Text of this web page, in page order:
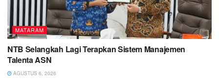
MATARAM
NTB Selangkah Lagi Terapkan Sistem Manajemen
Talenta ASN
AGUSTUS 6, 2026